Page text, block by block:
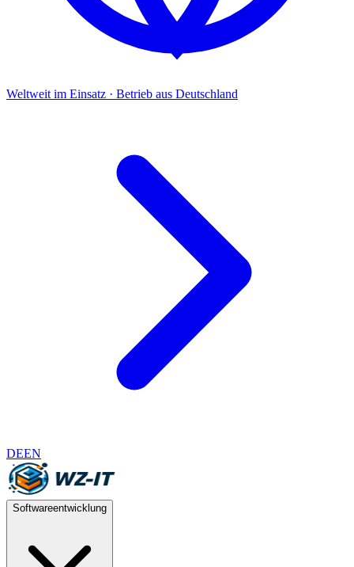
Weltweit im Einsatz · Betrieb aus Deutschland
DEEN
Softwareentwicklung